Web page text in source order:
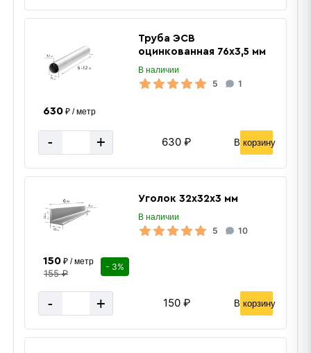
Труба ЭСВ
оцинкованная 76х3,5 мм
В наличии
5 1
630 ₽ / метр
- + 630 ₽ В корзину
Уголок 32х32х3 мм
В наличии
5 10
150 ₽ / метр
155 ₽
- 3%
- + 150 ₽ В корзину